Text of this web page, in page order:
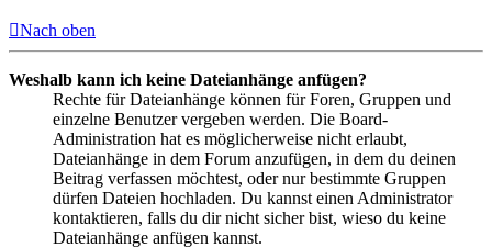
Nach oben
Weshalb kann ich keine Dateianhänge anfügen?
Rechte für Dateianhänge können für Foren, Gruppen und
einzelne Benutzer vergeben werden. Die Board-
Administration hat es möglicherweise nicht erlaubt,
Dateianhänge in dem Forum anzufügen, in dem du deinen
Beitrag verfassen möchtest, oder nur bestimmte Gruppen
dürfen Dateien hochladen. Du kannst einen Administrator
kontaktieren, falls du dir nicht sicher bist, wieso du keine
Dateianhänge anfügen kannst.